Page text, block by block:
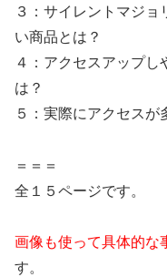
３：サイレントマジ
い商品とは？
４：アクセスアップし
は？
５：実際にアクセスが
＝＝＝
全１５ページです。
画像も使って具体的な
す。